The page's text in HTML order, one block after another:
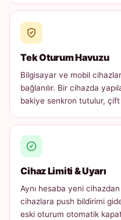
Tek Oturum Havuzu
Bilgisayar ve mobil
bağlanılır. Bir cihazda
bakiye senkron tutulur, çift
Cihaz Limiti & Uyarı
Aynı hesaba yeni cihazdan
cihazlara push bildirimi
eski oturum otomatik